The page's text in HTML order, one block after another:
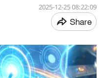
08:22:09 2025-12-25
Share